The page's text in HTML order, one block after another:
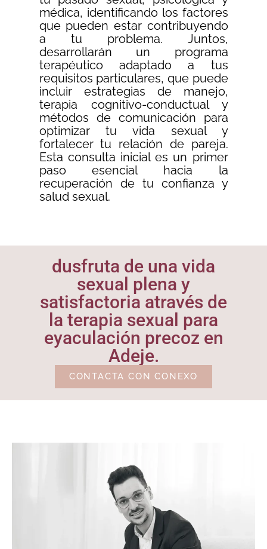
médica, identificando los factores
que pueden estar contribuyendo
a tu problema. Juntos,
desarrollarán un programa
terapéutico adaptado a tus
requisitos particulares, que puede
incluir estrategias de manejo,
terapia cognitivo-conductual y
métodos de comunicación para
optimizar tu vida sexual y
fortalecer tu relación de pareja.
Esta consulta inicial es un primer
paso esencial hacia la
recuperación de tu confianza y
salud sexual.
dusfruta de una vida
sexual plena y
satisfactoria através de
la terapia sexual para
eyaculación precoz en
Adeje.
CONTACTA CON CONEXO